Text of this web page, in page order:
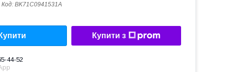
Код: BK71C0941531A
Купити Купити з
44-52